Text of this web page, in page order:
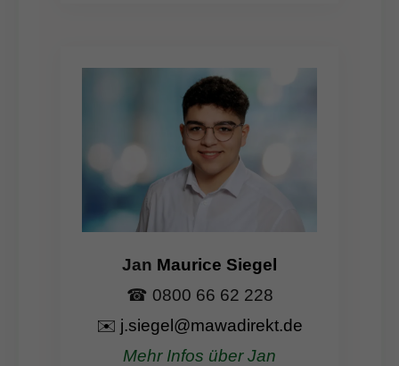
Jan Maurice Siegel
☎ 0800 66 62 228
✉️ j.siegel@mawadirekt.de
Mehr Infos über Jan